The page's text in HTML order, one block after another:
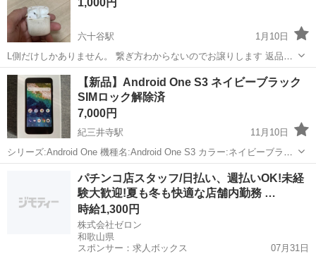
1,000円
六十谷駅
1月10日
L側だけしかありません。 繋ぎ方わからないのでお譲りします 返品な
しで
和歌山 和歌山市 六十谷駅 AirPods
【新品】Android One S3 ネイビーブラック
SIMロック解除済
7,000円
紀三井寺駅
11月10日
シリーズ:Android One 機種名:Android One S3 カラー:ネイビーブラッ
ク 容量:32 GB 購入したキャリア:Y!mobile 付属品:説明書,箱 商品の状
態:新品 ネットワーク制限 ◯ ※ こちら...
和歌山市 紀三井寺駅 その他 新品
パチンコ店スタッフ/日払い、週払いOK!未経
験大歓迎!夏も冬も快適な店舗内勤務 …
時給1,300円
株式会社ゼロン
和歌山県
スポンサー：求人ボックス
07月31日